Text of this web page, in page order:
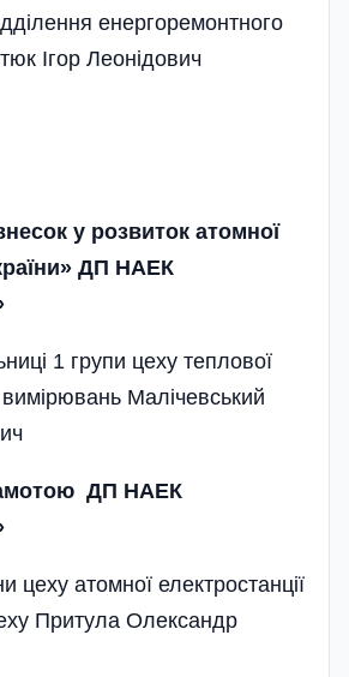
енергоремонтного
Ігор Леонідович
у розвиток атомної
ДП НАЕК
1 групи цеху теплової
Малічевський
ДП НАЕК
цеху атомної електростанції
Притула Олександр